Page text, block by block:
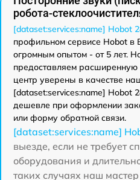
робота-
[dataset:services:name] Hobot
профильном сервисе Hobot в
огромным опытом - от 5 лет.
предоставляем
центр уверены в качестве
[dataset:services:name] Hobot
дешевле при оформлении
или форму обратной связи.
[dataset:services:name]
выезде, если не требует
оборудования и
таких случаях наш